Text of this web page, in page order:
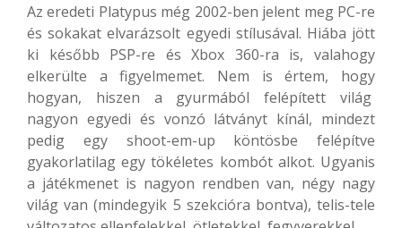
Az eredeti Platypus még 2002-ben jelent meg PC-re
és sokakat elvarázsolt egyedi stílusával. Hiába jött
ki később PSP-re és Xbox 360-ra is, valahogy
elkerülte a figyelmemet. Nem is értem, hogy
hogyan, hiszen a gyurmából felépített világ
nagyon egyedi és vonzó látványt kínál, mindezt
pedig egy shoot-em-up köntösbe felépítve
gyakorlatilag egy tökéletes kombót alkot. Ugyanis
a játékmenet is nagyon rendben van, négy nagy
világ van (mindegyik 5 szekcióra bontva), telis-tele